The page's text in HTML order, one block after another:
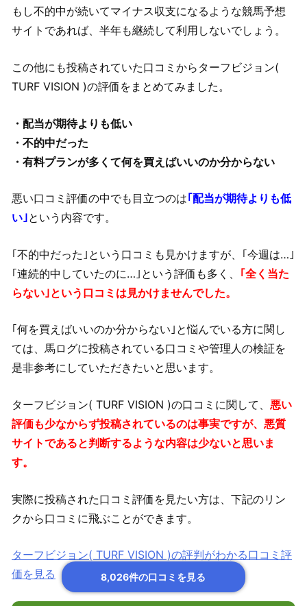
8,026件の口コミを見る
もし不的中が続いてマイナス収支になるような競馬予想
サイトであれば、半年も継続して利用しないでしょう。
この他にも投稿されていた口コミからターフビジョン(
TURF VISION )の評価をまとめてみました。
・配当が期待よりも低い
・不的中だった
・有料プランが多くて何を買えばいいのか分からない
悪い口コミ評価の中でも目立つのは｢配当が期待よりも低
い｣という内容です。
｢不的中だった｣という口コミも見かけますが、｢今週は…｣
｢連続的中していたのに…｣という評価も多く、 ｢全く当た
らない｣という口コミは見かけませんでした。
｢何を買えばいいのか分からない｣と悩んでいる方に関し
ては、馬ログに投稿されている口コミや管理人の検証を
是非参考にしていただきたいと思います。
ターフビジョン( TURF VISION )の口コミに関して、 悪い
評価も少なからず投稿されているのは事実ですが、悪質
サイトであると判断するような内容は少ないと思いま
す。
実際に投稿された口コミ評価を見たい方は、下記のリン
クから口コミに飛ぶことができます。
ターフビジョン( TURF VISION )の評判がわかる口コミ評
価を見る